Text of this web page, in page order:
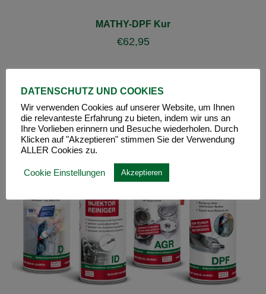
MATHY-DPF Kur
€62,95
DATENSCHUTZ UND COOKIES
Wir verwenden Cookies auf unserer Website, um Ihnen
die relevanteste Erfahrung zu bieten, indem wir uns an
Ihre Vorlieben erinnern und Besuche wiederholen. Durch
Klicken auf "Akzeptieren" stimmen Sie der Verwendung
ALLER Cookies zu.
Cookie Einstellungen Akzeptieren